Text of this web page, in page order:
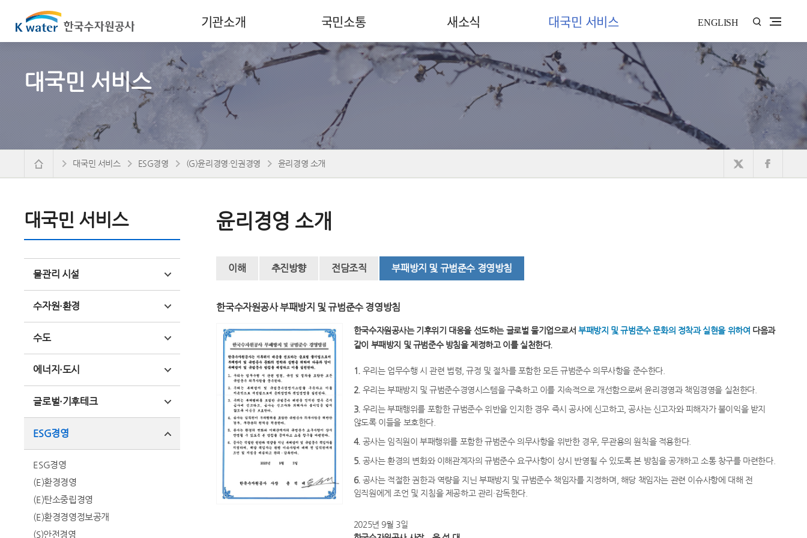
기관소개 국민소통 새소식 대국민 서비스 ENGLISH
대국민 서비스
대국민 서비스
물관리 시설
수자원·환경
수도
에너지·도시
글로벌·기후테크
ESG경영
ESG경영
(E)환경경영
(E)탄소중립경영
(E)환경경영정보공개
(S)안전경영
대국민 서비스 ESG경영 (G)윤리경영·인권경영 윤리경영 소개
윤리경영 소개
이해 추진방향 전담조직 부패방지 및 규범준수 경영방침
한국수자원공사 부패방지 및 규범준수 경영방침
한국수자원공사는 기후위기 대응을 선도하는 글로벌 물기업으로서부패방지 및 규범준수 문화의 정착과 실현을 위하여 다음과
같이 부패방지 및 규범준수 방침을 제정하고 이를 실천한다.
1. 우리는 업무수행 시 관련 법령, 규정 및 절차를 포함한 모든 규범준수 의무사항을 준수한다.
2. 우리는 부패방지 및 규범준수경영시스템을 구축하고 이를 지속적으로 개선함으로써 윤리경영과 책임경영을 실천한다.
3. 우리는 부패행위를 포함한 규범준수 위반을 인지한 경우 즉시 공사에 신고하고, 공사는 신고자와 피해자가 불이익을 받지
않도록 이들을 보호한다.
4. 공사는 임직원이 부패행위를 포함한 규범준수 의무사항을 위반한 경우, 무관용의 원칙을 적용한다.
5. 공사는 환경의 변화와 이해관계자의 규범준수 요구사항이 상시 반영될 수 있도록 본 방침을 공개하고 소통 창구를 마련한다.
6. 공사는 적절한 권한과 역량을 지닌 부패방지 및 규범준수 책임자를 지정하며, 해당 책임자는 관련 이슈사항에 대해 전
임직원에게 조언 및 지침을 제공하고 관리·감독한다.
2025년 9월 3일